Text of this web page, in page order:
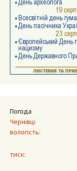
Погода
Чернівці
вологість:
тиск: